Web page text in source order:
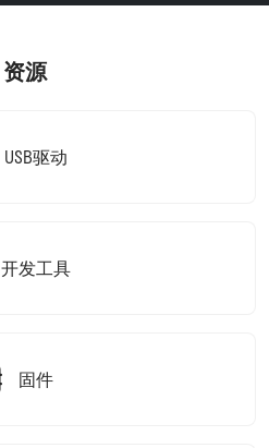
资源
USB驱动
开发工具
固件